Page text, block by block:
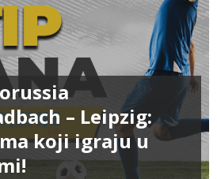
– Leipzig:
koji igraju u